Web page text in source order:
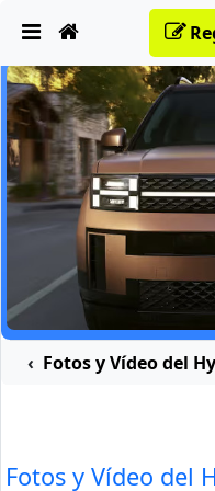
Fotos y Vídeo del
Fotos y Vídeo del